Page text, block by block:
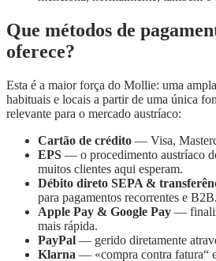
Que métodos de
oferece?
Esta é a maior força do Mollie: uma
habituais e locais a partir de uma única
relevante para o mercado austríaco:
Cartão de crédito — Visa,
EPS — o procedimento austríaco
muitos clientes aqui esperam.
Débito direto SEPA &
para pagamentos recorrentes e B2B.
Apple Pay & Google Pay —
mais rápida.
PayPal — gerido diretamente
Klarna — «compra contra fatura“